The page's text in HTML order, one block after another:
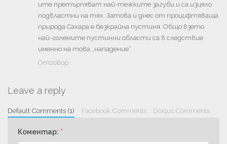
ите претърпяват най-тежките загуби и са изцяло
подвластни на тях. Затова и днес от процифтяваща
природа Сахара е безкрайна пустиня. Общо взето
най-големите пустинни области са в следствие
именно на това „нападение“
Отговор
Leave a reply
Default Comments (1) Facebook Comments Disqus Comments
Коментар: *